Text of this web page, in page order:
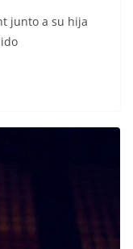
junto a su hija